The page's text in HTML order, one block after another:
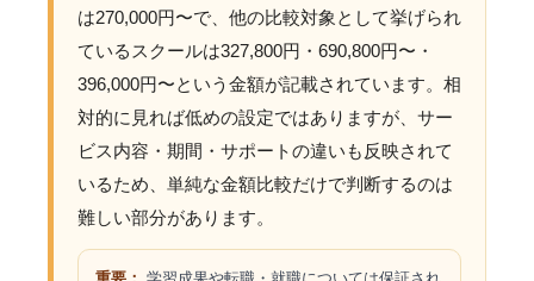
は270,000円〜で、他の比較対象として挙げられ
ているスクールは327,800円・690,800円〜・
396,000円〜という金額が記載されています。相
対的に見れば低めの設定ではありますが、サー
ビス内容・期間・サポートの違いも反映されて
いるため、単純な金額比較だけで判断するのは
難しい部分があります。